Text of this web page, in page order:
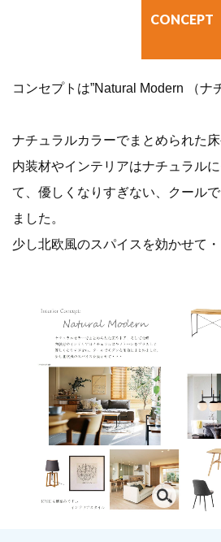
CONCEPT
コンセプトは”Natural Modern （ナ
ナチュラルカラーでまとめられた
内装材やインテリアはナチュラル
て、優しくなりすぎない、クール
ました。
少し北欧風のスパイスを効かせて・